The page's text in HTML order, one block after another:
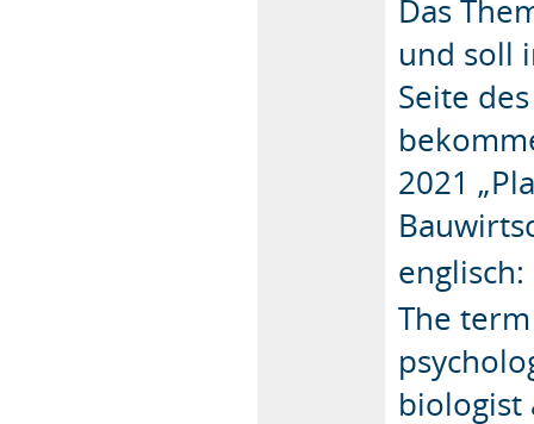
Das
und soll
Seite
2021
englisch:
The
biologist